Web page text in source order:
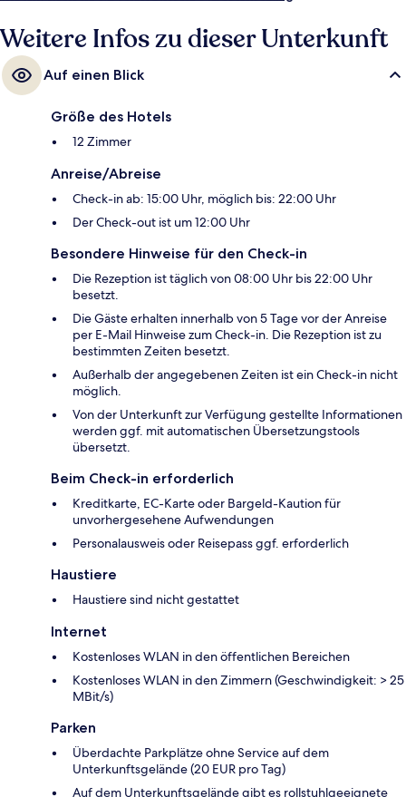
Weitere Infos zu dieser Unterkunft
Auf einen Blick
Größe des Hotels
12 Zimmer
Anreise/Abreise
Check-in ab: 15:00 Uhr, möglich bis: 22:00 Uhr
Der Check-out ist um 12:00 Uhr
Besondere Hinweise für den Check-in
Die Rezeption ist täglich von 08:00 Uhr bis 22:00 Uhr
besetzt.
Die Gäste erhalten innerhalb von 5 Tage vor der Anreise
per E-Mail Hinweise zum Check-in. Die Rezeption ist zu
bestimmten Zeiten besetzt.
Außerhalb der angegebenen Zeiten ist ein Check-in nicht
möglich.
Von der Unterkunft zur Verfügung gestellte Informationen
werden ggf. mit automatischen Übersetzungstools
übersetzt.
Beim Check-in erforderlich
Kreditkarte, EC-Karte oder Bargeld-Kaution für
unvorhergesehene Aufwendungen
Personalausweis oder Reisepass ggf. erforderlich
Haustiere
Haustiere sind nicht gestattet
Internet
Kostenloses WLAN in den öffentlichen Bereichen
Kostenloses WLAN in den Zimmern (Geschwindigkeit: > 25
MBit/s)
Parken
Überdachte Parkplätze ohne Service auf dem
Unterkunftsgelände (20 EUR pro Tag)
Auf dem Unterkunftsgelände gibt es rollstuhlgeeignete